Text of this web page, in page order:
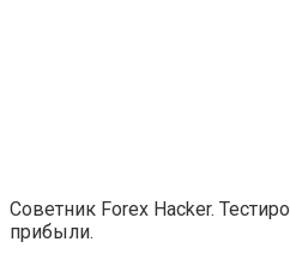
Советник Forex Hacker.
прибыли.